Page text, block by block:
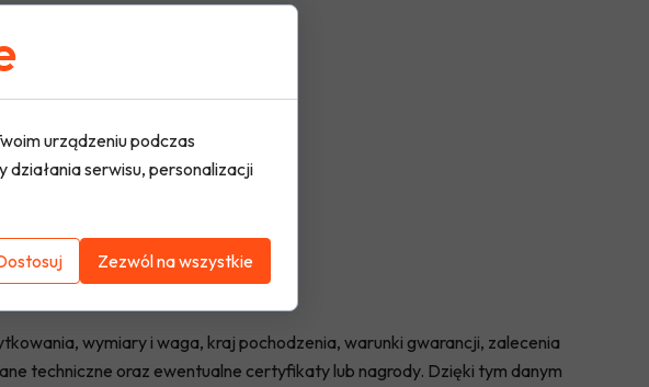
wymiary i waga, kraj pochodzenia, warunki gwarancji, zalecenia
techniczne oraz ewentualne certyfikaty lub nagrody. Dzięki tym danym
urządzeniu podczas
serwisu, personalizacji
Zezwól na wszystkie